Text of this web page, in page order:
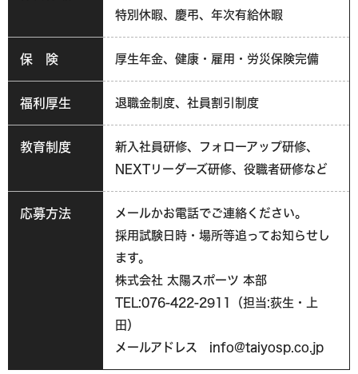
特別休暇、慶弔、年次有給休暇
保 険 厚生年金、健康・雇用・労災保険完備
福利厚生 退職金制度、社員割引制度
教育制度
新入社員研修、フォローアップ研修、
NEXTリーダーズ研修、役職者研修など
応募方法
メールかお電話でご連絡ください。
採用試験日時・場所等追ってお知らせし
ます。
株式会社 太陽スポーツ 本部
TEL:076-422-2911（担当:荻生・上
田）
メールアドレス info@taiyosp.co.jp